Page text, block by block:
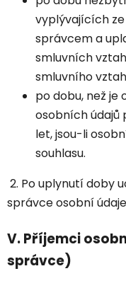
vyplývajících
správcem a
smluvních
smluvního
po dobu, než je
osobních údajů
let, jsou-li
souhlasu.
2. Po uplynutí doby
správce osobní
V.Příjemci
správce)